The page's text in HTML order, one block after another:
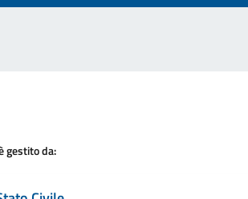
gestito da: